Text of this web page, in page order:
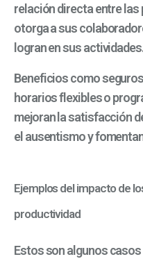
relación directa entre
otorga a sus
logran en sus
Beneficios como
horarios flexibles o
mejoran la satisfacción
el ausentismo y
Ejemplos del impacto de
productividad
Estos son algunos